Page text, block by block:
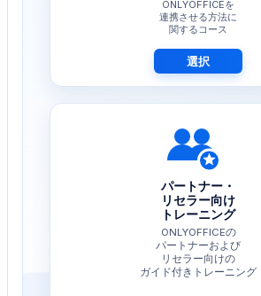
ONLYOFFICEを
連携させる方法に
関するコース
選択
パートナー・
リセラー向け
トレーニング
ONLYOFFICEの
パートナーおよび
リセラー向けの
ガイド付きトレーニング